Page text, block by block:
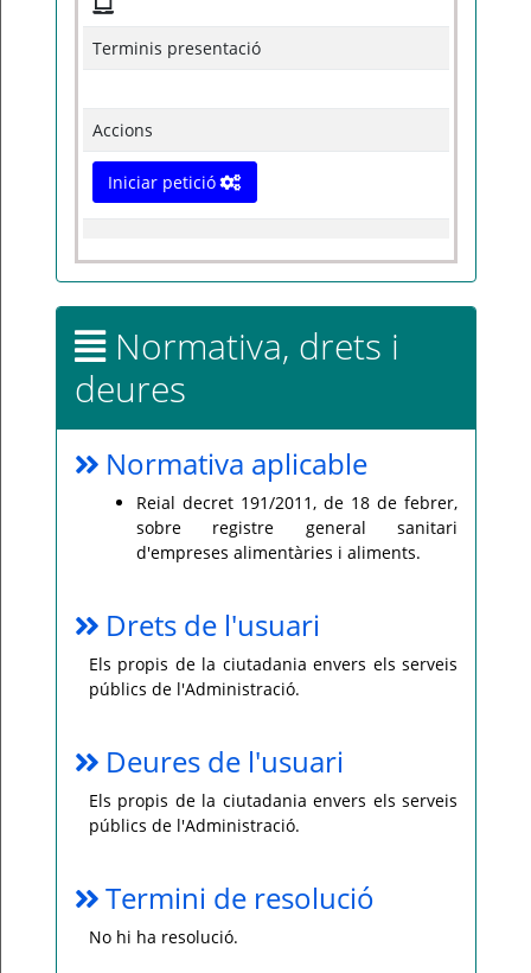
Terminis presentació
Accions
Iniciar petició
Normativa, drets i
deures
Normativa aplicable
Reial decret 191/2011, de 18 de febrer,
sobre registre general sanitari
d'empreses alimentàries i aliments.
Drets de l'usuari
Els propis de la ciutadania envers els serveis
públics de l'Administració.
Deures de l'usuari
Els propis de la ciutadania envers els serveis
públics de l'Administració.
Termini de resolució
No hi ha resolució.